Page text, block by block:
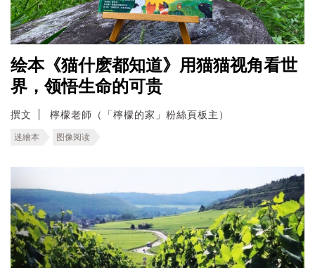
绘本《猫什麽都知道》用猫猫视角看世
界，领悟生命的可贵
撰文 檸檬老師（「檸檬的家」粉絲頁板主）
迷繪本 图像阅读